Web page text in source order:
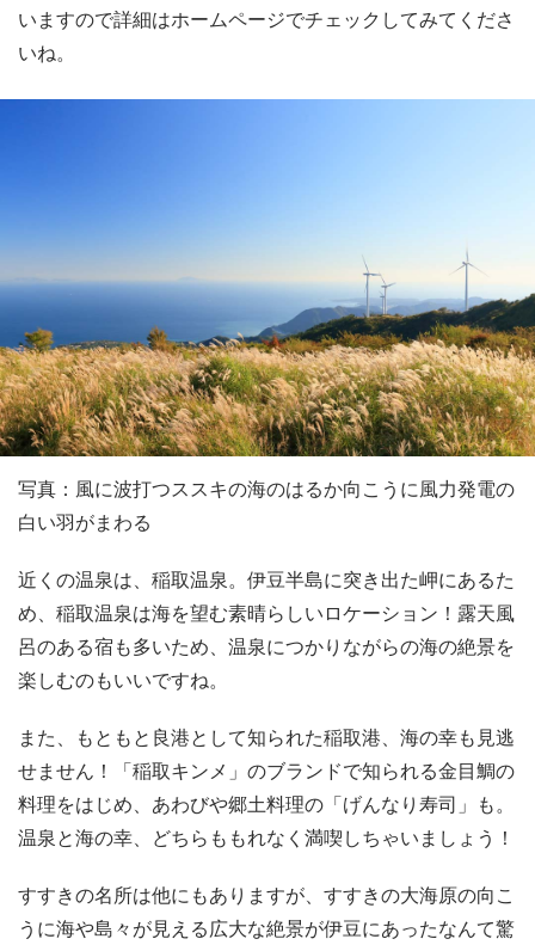
いますので詳細はホームページでチェックしてみてくださ
いね。
写真：風に波打つススキの海のはるか向こうに風力発電の
白い羽がまわる
近くの温泉は、稲取温泉。伊豆半島に突き出た岬にあるた
め、稲取温泉は海を望む素晴らしいロケーション！露天風
呂のある宿も多いため、温泉につかりながらの海の絶景を
楽しむのもいいですね。
また、もともと良港として知られた稲取港、海の幸も見逃
せません！「稲取キンメ」のブランドで知られる金目鯛の
料理をはじめ、あわびや郷土料理の「げんなり寿司」も。
温泉と海の幸、どちらももれなく満喫しちゃいましょう！
すすきの名所は他にもありますが、すすきの大海原の向こ
うに海や島々が見える広大な絶景が伊豆にあったなんて驚